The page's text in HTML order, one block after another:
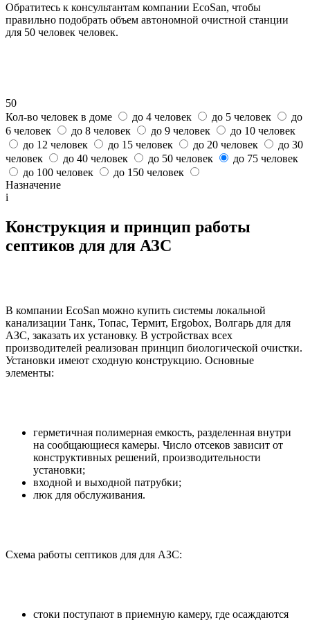
Обратитесь к консультантам компании EcoSan, чтобы
правильно подобрать объем автономной очистной станции
для 50 человек человек.
50
Кол-во человек в доме
до 4 человек до 5 человек
до
6 человек
до 8 человек до 9 человек
до 10 человек
до 12 человек
до 15 человек до 20 человек
до 30
человек
до 40 человек до 50 человек
до 75 человек
до 100 человек
до 150 человек
Назначение
i
Конструкция и принцип работы
септиков для для АЗС
В компании EcoSan можно купить системы локальной
канализации Танк, Топас, Термит, Ergobox, Волгарь для для
АЗС, заказать их установку. В устройствах всех
производителей реализован принцип биологической очистки.
Установки имеют сходную конструкцию. Основные
элементы:
герметичная полимерная емкость, разделенная внутри
на сообщающиеся камеры. Число отсеков зависит от
конструктивных решений, производительности
установки;
входной и выходной патрубки;
люк для обслуживания.
Схема работы септиков для для АЗС:
стоки поступают в приемную камеру, где осаждаются